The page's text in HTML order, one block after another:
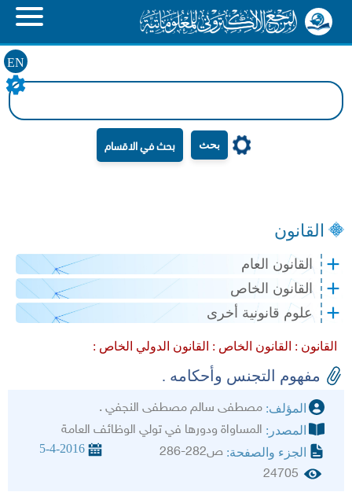
EN
بحث
القانون
القانون العام
القانون الخاص
علوم قانونية أخرى
القانون : القانون الخاص : القانون الدولي الخاص :
مفهوم التجنس وأحكامه .
المؤلف: مصطفى سالم مصطفى النجفي .
المصدر: المساواة ودورها في تولي الوظائف العامة
الجزء والصفحة: ص282-286 5-4-2016
24705